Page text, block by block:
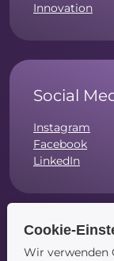
Innovation
Social
Instagram
Facebook
LinkedIn
Cookie-
Wir verwenden